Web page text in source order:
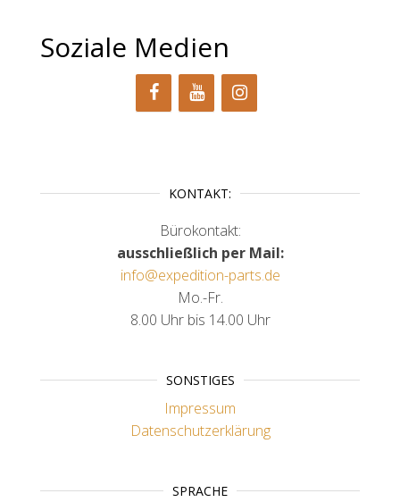
Soziale Medien
KONTAKT:
Bürokontakt:
ausschließlich per Mail:
info@expedition-parts.de
Mo.-Fr.
8.00 Uhr bis 14.00 Uhr
SONSTIGES
Impressum
Datenschutzerklärung
SPRACHE